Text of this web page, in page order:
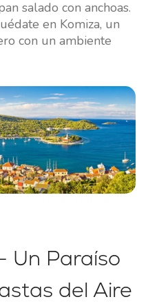
salado con anchoas.
en Komiza, un
con un ambiente
Un Paraíso
del Aire